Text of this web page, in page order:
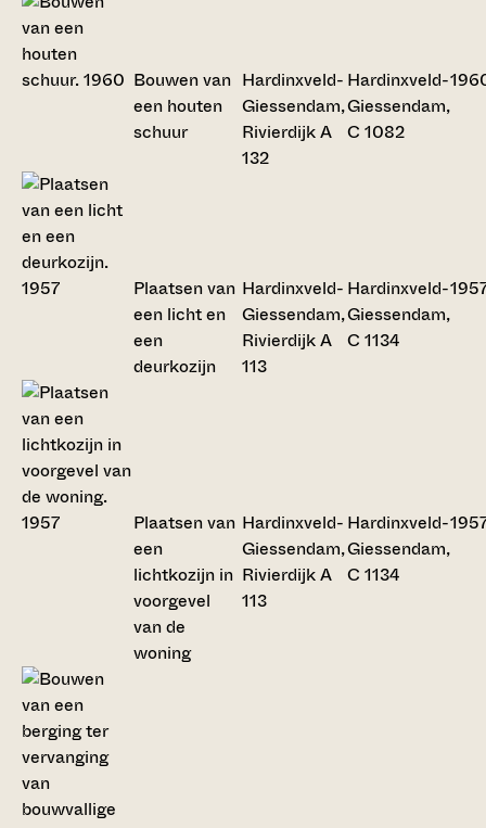
Bouwen van
een houten
schuur
Hardinxveld-
Giessendam,
Rivierdijk A
132
Hardinxveld-
Giessendam,
C 1082
Plaatsen van
een licht en
een
deurkozijn
Hardinxveld-
Giessendam,
Rivierdijk A
113
Hardinxveld-
Giessendam,
C 1134
Plaatsen van
een
lichtkozijn in
voorgevel
van de
woning
Hardinxveld-
Giessendam,
Rivierdijk A
113
Hardinxveld-
Giessendam,
C 1134